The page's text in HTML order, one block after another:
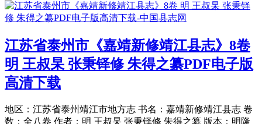
江苏省泰州市《嘉靖新修靖江县志》8卷
明 王叔杲 张秉铎修 朱得之纂PDF电子版
高清下载
地区：江苏省泰州靖江市地方志 书名：嘉靖新修靖江县志 卷
数：全八卷 作者：明 王叔杲 张秉铎修 朱得之纂 版本：明隆